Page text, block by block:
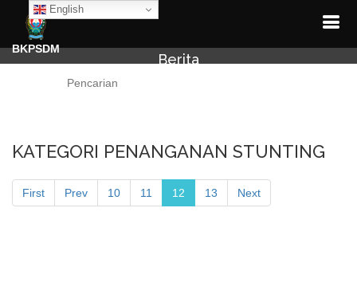
English
BKPSDM
Berita
KATEGORI PENANGANAN STUNTING
First Prev 10 11 12 13 Next